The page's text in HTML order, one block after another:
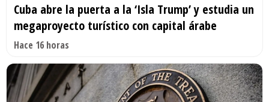
Cuba abre la puerta a la ‘Isla Trump’ y estudia un
megaproyecto turístico con capital árabe
Hace 16 horas